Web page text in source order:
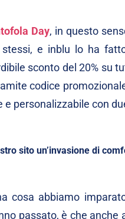
Day, in questo
e inblu lo ha
sconto del 20% su
codice
e personalizzabile con
sito un’invasione di
cosa abbiamo
passato, è che